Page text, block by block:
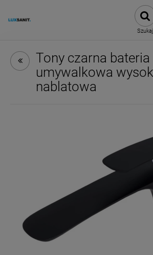
Szukaj
Tony czarna bateria
umywalkowa
nablatowa